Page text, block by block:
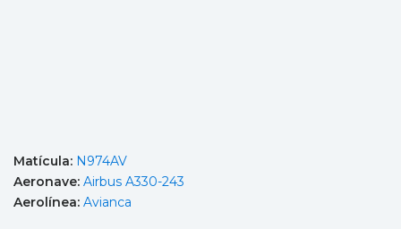
Matícula: N974AV
Aeronave: Airbus A330-243
Aerolínea: Avianca